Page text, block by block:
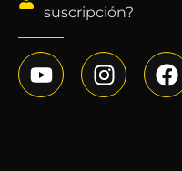
suscripción?